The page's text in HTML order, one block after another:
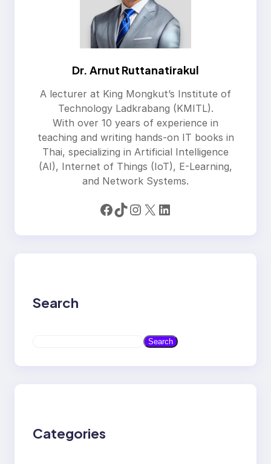
Dr. Arnut Ruttanatirakul
A lecturer at King Mongkut’s Institute of
Technology Ladkrabang (KMITL).
With over 10 years of experience in
teaching and writing hands-on IT books in
Thai, specializing in Artificial Intelligence
(AI), Internet of Things (IoT), E-Learning,
and Network Systems.
Facebook TikTok Instagram X LinkedIn
Search
a
Search
Categories